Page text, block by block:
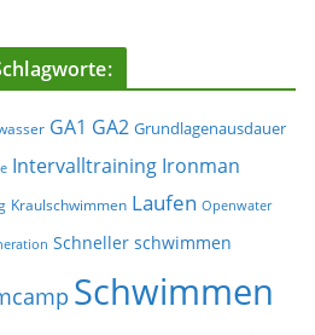
GA1 GA2 Grundlagenausdauer
Intervalltraining Ironman
Kraulschwimmen Laufen Openwater
Schneller schwimmen
Schwimmen